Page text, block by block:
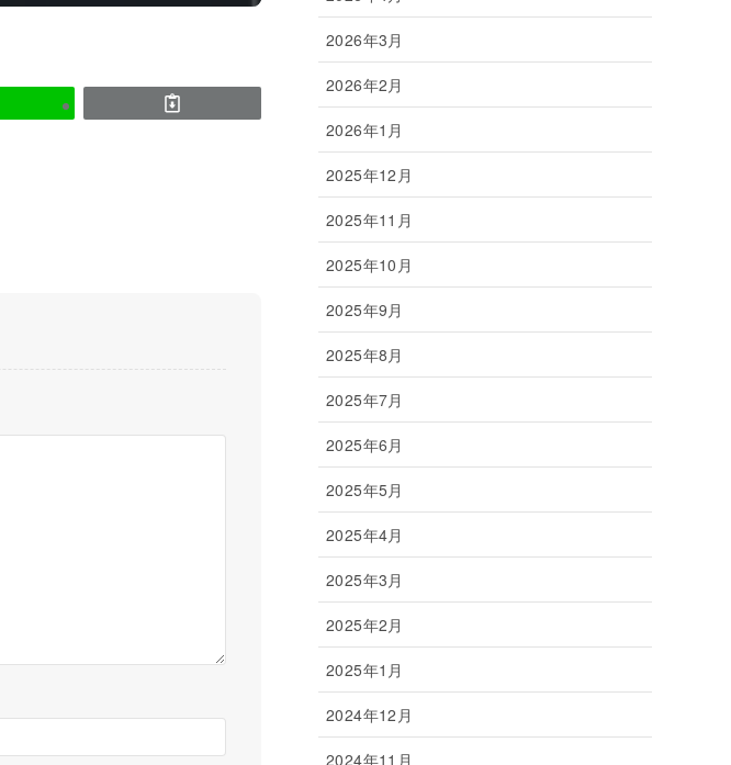
2026年3月
2026年2月
2026年1月
2025年12月
2025年11月
2025年10月
2025年9月
2025年8月
2025年7月
2025年6月
2025年5月
2025年4月
2025年3月
2025年2月
2025年1月
2024年12月
2024年11月